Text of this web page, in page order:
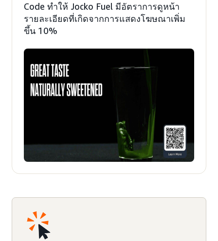
Code ทำให้ Jocko Fuel มีอัตราการดูหน้า
รายละเอียดที่เกิดจากการแสดงโฆษณาเพิ่ม
ขึ้น 10%